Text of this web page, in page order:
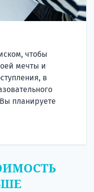
чтобы
мечты и
в
планируете